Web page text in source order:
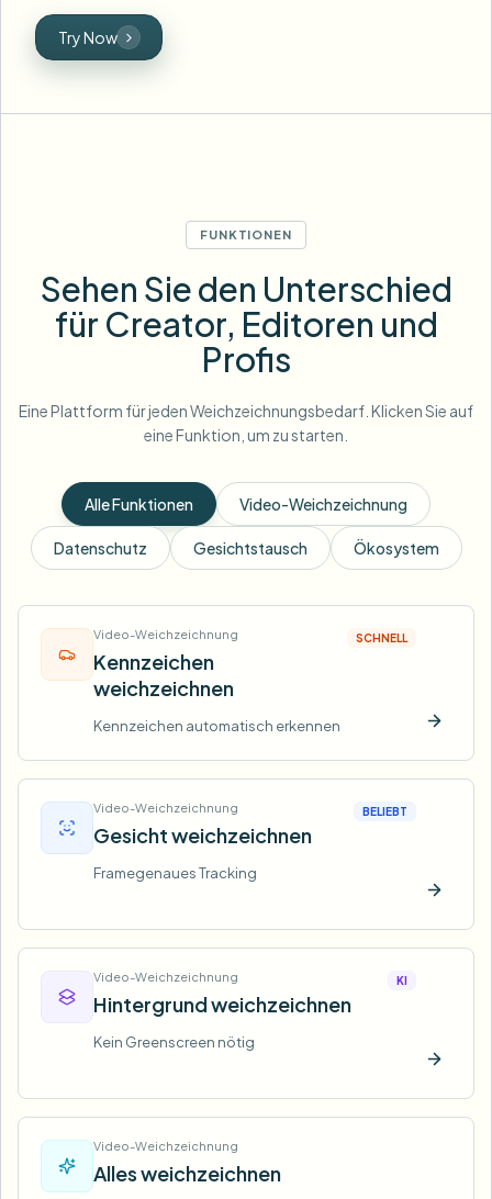
Try Now
FUNKTIONEN
Sehen Sie den Unterschied
für Creator, Editoren und
Profis
Eine Plattform für jeden Weichzeichnungsbedarf. Klicken Sie auf
eine Funktion, um zu starten.
Alle Funktionen Video-Weichzeichnung
Datenschutz Gesichtstausch Ökosystem
Video-Weichzeichnung
Kennzeichen
weichzeichnen
SCHNELL
Kennzeichen automatisch erkennen Jetzt
Video-Weichzeichnung
Gesicht weichzeichnen
BELIEBT
Framegenaues Tracking
Jetzt
Video-Weichzeichnung
Hintergrund weichzeichnen
KI
Kein Greenscreen nötig
Jetzt
Video-Weichzeichnung
Alles weichzeichnen